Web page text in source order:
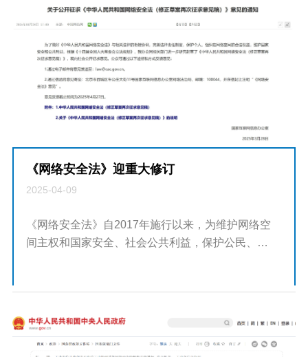
《网络安全法》迎重大修订
2025-04-09
《网络安全法》自2017年施行以来，为维护网络空
间主权和国家安全、社会公共利益，保护公民、法
网络安全风险进一步凸显。2021年以来...